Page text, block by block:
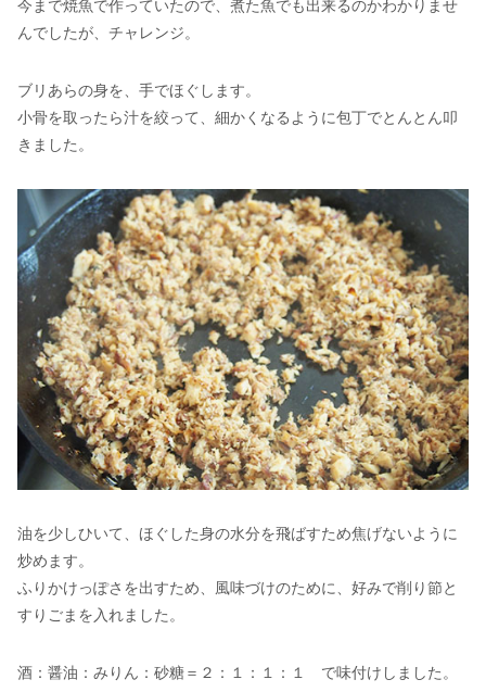
今まで焼魚で作っていたので、煮た魚でも出来るのかわかりませ
んでしたが、チャレンジ。
ブリあらの身を、手でほぐします。
小骨を取ったら汁を絞って、細かくなるように包丁でとんとん叩
きました。
油を少しひいて、ほぐした身の水分を飛ばすため焦げないように
炒めます。
ふりかけっぽさを出すため、風味づけのために、好みで削り節と
すりごまを入れました。
酒：醤油：みりん：砂糖＝２：１：１：１ で味付けしました。